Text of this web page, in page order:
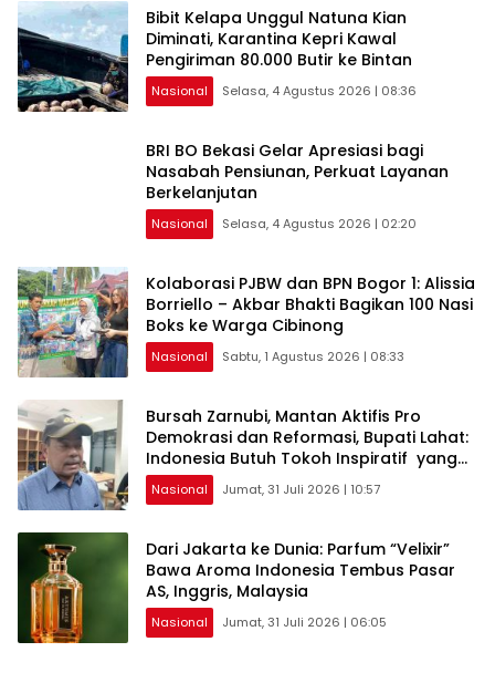
Bibit Kelapa Unggul Natuna Kian
Diminati, Karantina Kepri Kawal
Pengiriman 80.000 Butir ke Bintan
Nasional Selasa, 4 Agustus 2026 | 08:36
BRI BO Bekasi Gelar Apresiasi bagi
Nasabah Pensiunan, Perkuat Layanan
Berkelanjutan
Nasional Selasa, 4 Agustus 2026 | 02:20
Kolaborasi PJBW dan BPN Bogor 1: Alissia
Borriello – Akbar Bhakti Bagikan 100 Nasi
Boks ke Warga Cibinong
Nasional Sabtu, 1 Agustus 2026 | 08:33
Bursah Zarnubi, Mantan Aktifis Pro
Demokrasi dan Reformasi, Bupati Lahat:
Indonesia Butuh Tokoh Inspiratif yang
Konsisten Memperjuangkan Demokrasi,
Keadilan, dan Nilai-nilai Kemanusiaan
Sastra.
Nasional Jumat, 31 Juli 2026 | 10:57
Dari Jakarta ke Dunia: Parfum “Velixir”
Bawa Aroma Indonesia Tembus Pasar
AS, Inggris, Malaysia
Nasional Jumat, 31 Juli 2026 | 06:05